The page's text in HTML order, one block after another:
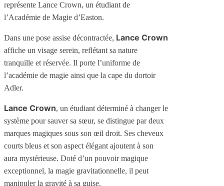
représente Lance Crown, un étudiant de
l’Académie de Magie d’Easton.
Dans une pose assise décontractée, Lance Crown
affiche un visage serein, reflétant sa nature
tranquille et réservée. Il porte l’uniforme de
l’académie de magie ainsi que la cape du dortoir
Adler.
Lance Crown, un étudiant déterminé à changer le
système pour sauver sa sœur, se distingue par deux
marques magiques sous son œil droit. Ses cheveux
courts bleus et son aspect élégant ajoutent à son
aura mystérieuse. Doté d’un pouvoir magique
exceptionnel, la magie gravitationnelle, il peut
manipuler la gravité à sa guise.